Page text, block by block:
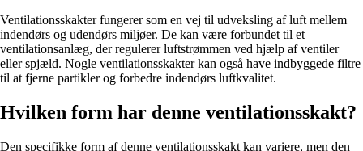
Ventilationsskakter fungerer som en vej til udveksling af luft mellem
indendørs og udendørs miljøer. De kan være forbundet til et
ventilationsanlæg, der regulerer luftstrømmen ved hjælp af ventiler
eller spjæld. Nogle ventilationsskakter kan også have indbyggede filtre
til at fjerne partikler og forbedre indendørs luftkvalitet.
Hvilken form har denne ventilationsskakt?
Den specifikke form af denne ventilationsskakt kan variere, men den